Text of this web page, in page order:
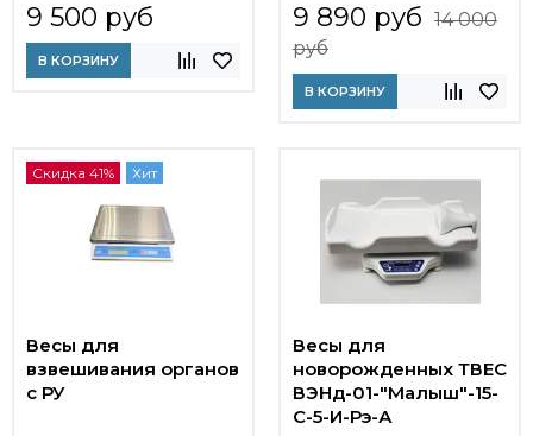
9 500 руб
В КОРЗИНУ
9 890 руб 14 000
руб
В КОРЗИНУ
Скидка 41% Хит
Весы для
взвешивания органов
с РУ
Весы для
новорожденных ТВЕС
ВЭНд-01-"Малыш"-15-
С-5-И-Рэ-А